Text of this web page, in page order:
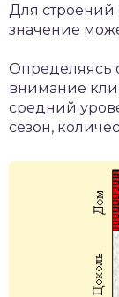
Для строений
значение
Определяясь
внимание
средний
сезон,